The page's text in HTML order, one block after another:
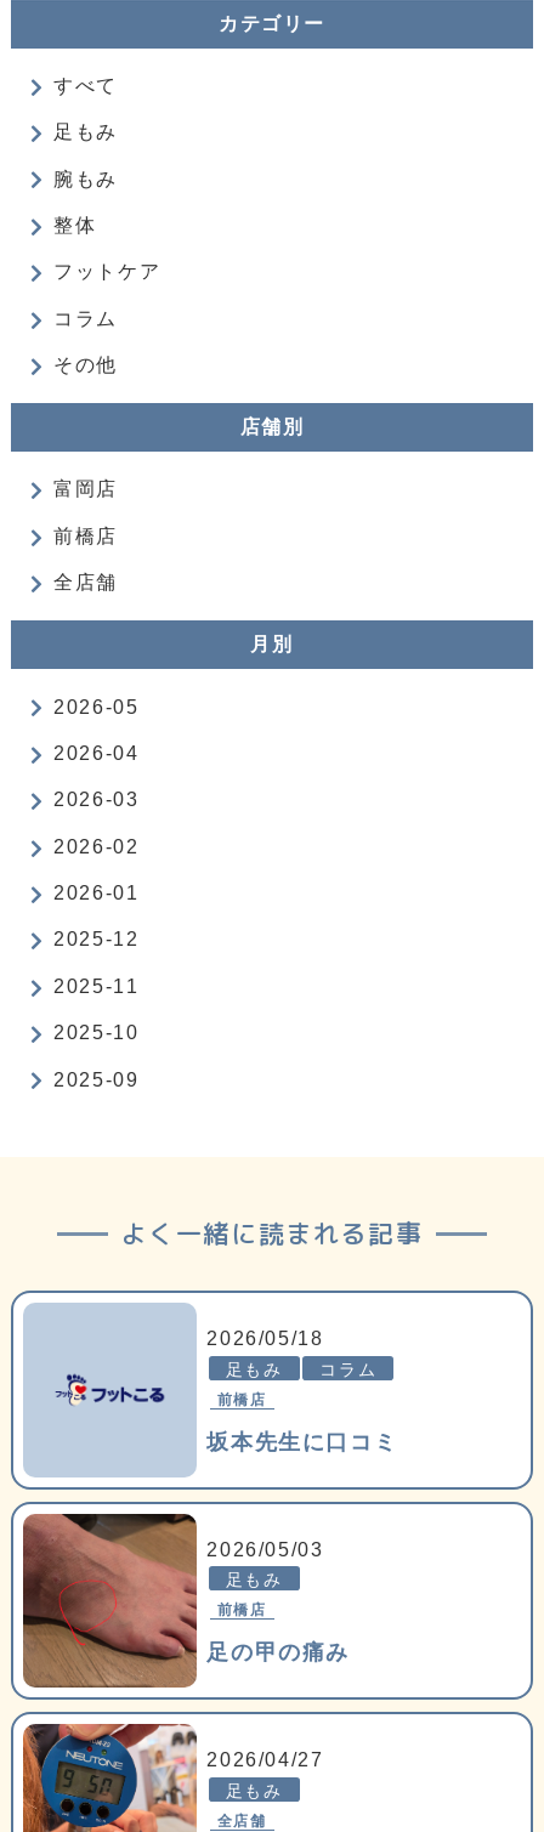
カテゴリー
すべて
足もみ
腕もみ
整体
フットケア
コラム
その他
店舗別
富岡店
前橋店
全店舗
月別
2026-05
2026-04
2026-03
2026-02
2026-01
2025-12
2025-11
2025-10
2025-09
よく一緒に読まれる記事
2026/05/18
足もみ コラム
前橋店
坂本先生に口コミ
2026/05/03
足もみ
前橋店
足の甲の痛み
2026/04/27
足もみ
全店舗